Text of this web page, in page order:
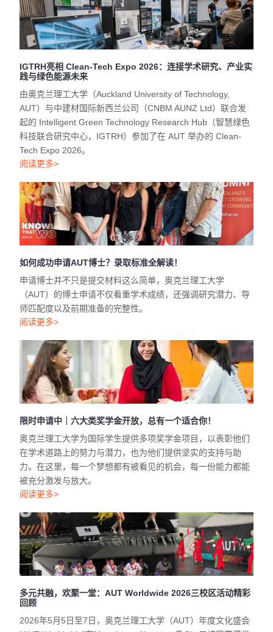
IGTRH亮相 Clean-Tech Expo 2026：连接学术研究、产业实
践与绿色能源未来
由奥克兰理工大学（Auckland University of Technology,
AUT）与中建材国际新西兰公司（CNBM AUNZ Ltd）联合发
起的 Intelligent Green Technology Research Hub（智慧绿色
科技联合研究中心，IGTRH）参加了在 AUT 举办的 Clean-
Tech Expo 2026。
阅读更多>
如何成功申请AUT博士？录取标准全解读！
申请博士并不只是提交材料这么简单，奥克兰理工大学
（AUT）的博士申请不仅看重学术成绩，还强调研究潜力、导
师匹配度以及前期准备的完整性。
阅读更多>
限时申请中｜六大类奖学金开放，总有一个适合你！
奥克兰理工大学为国际学生提供多项奖学金项目，以表彰他们
在学术道路上的努力与潜力，也为他们提供坚实的支持与助
力。在这里，每一个梦想都有被看见的机会，每一份能力都能
被充分激发与放大。
阅读更多>
多元共融，欢聚一堂：AUT Worldwide 2026三校区活动精彩
回顾
2026年5月5日至7日，奥克兰理工大学（AUT）年度文化盛会